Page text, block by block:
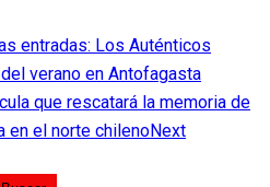
entradas: Los Auténticos
verano en Antofagasta
que rescatará la memoria de
en el norte chilenoNext